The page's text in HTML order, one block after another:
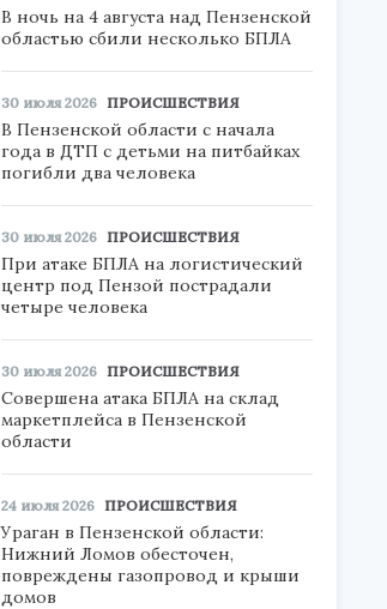
В ночь на 4 августа над Пензенской
областью сбили несколько БПЛА
30 июля 2026 ПРОИСШЕСТВИЯ
В Пензенской области с начала
года в ДТП с детьми на питбайках
погибли два человека
30 июля 2026 ПРОИСШЕСТВИЯ
При атаке БПЛА на логистический
центр под Пензой пострадали
четыре человека
30 июля 2026 ПРОИСШЕСТВИЯ
Совершена атака БПЛА на склад
маркетплейса в Пензенской
области
24 июля 2026 ПРОИСШЕСТВИЯ
Ураган в Пензенской области:
Нижний Ломов обесточен,
повреждены газопровод и крыши
домов